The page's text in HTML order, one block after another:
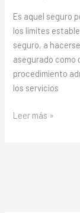
Es aquel seguro
los límites
seguro, a
asegurado como
procedimiento
los servicios
seguro
de
defensa
jurídica?
Leer más »